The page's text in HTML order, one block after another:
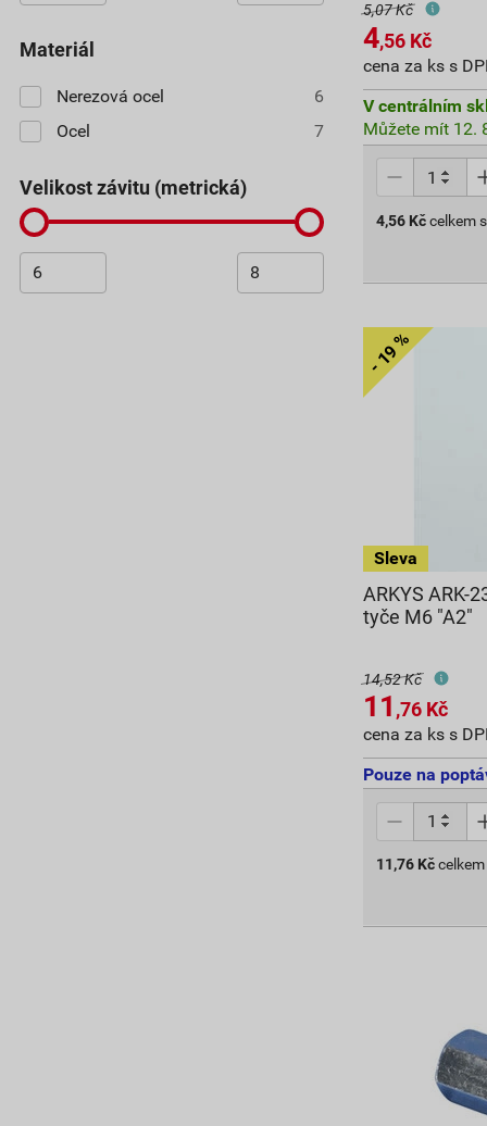
Materiál
Nerezová ocel
6
Ocel
7
Velikost závitu (metrická)
5,07 Kč
4,56 Kč
cena za ks s
V centrálním
Můžete mít 12.
4,56 Kč celkem
ARKYS ARK-
tyče M6 "A2"
14,52 Kč
11 ,76 Kč
cena za ks s
Pouze na
11,76 Kč celkem